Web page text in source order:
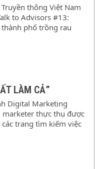
thông Việt Nam
to Advisors #13:
phố trồng rau
LÀM CẢ”
Digital Marketing
marketer thực thụ được
trang tìm kiếm việc